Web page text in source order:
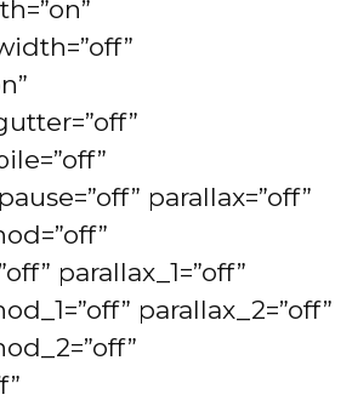
parallax=”off”
parallax_1=”off”
parallax_2=”off”